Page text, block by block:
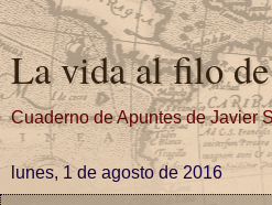
La vida al filo de
Cuaderno de Apuntes de Javier
lunes, 1 de agosto de 2016